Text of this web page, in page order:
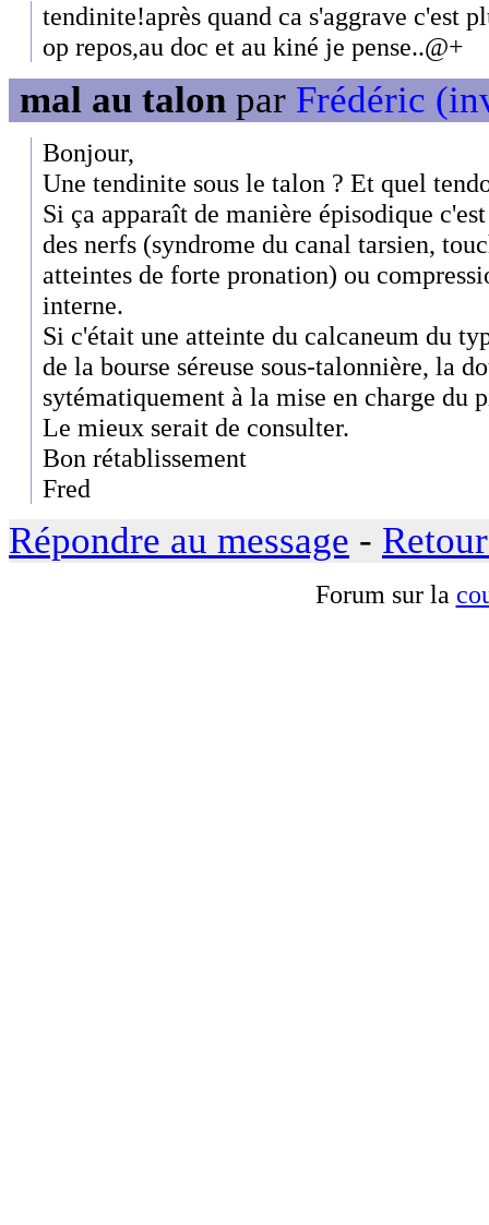
tendinite!après quand ca s'aggrave c'est
op repos,au doc et au kiné je pense..@+
mal au talon par Frédéric
Bonjour,
Une tendinite sous le talon ? Et quel
Si ça apparaît de manière épisodique
des nerfs (syndrome du canal tarsien,
atteintes de forte pronation) ou
interne.
Si c'était une atteinte du calcaneum du
de la bourse séreuse sous-talonnière, la
sytématiquement à la mise en charge du
Le mieux serait de consulter.
Bon rétablissement
Fred
Répondre au message -
Forum sur la